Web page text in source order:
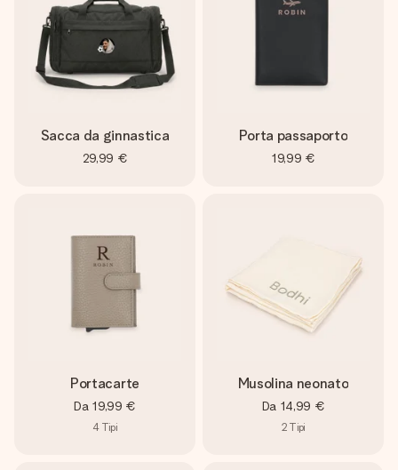
Sacca da ginnastica
29,99 €
Porta passaporto
19,99 €
Portacarte
Da 19,99 €
4 Tipi
Musolina neonato
Da 14,99 €
2 Tipi